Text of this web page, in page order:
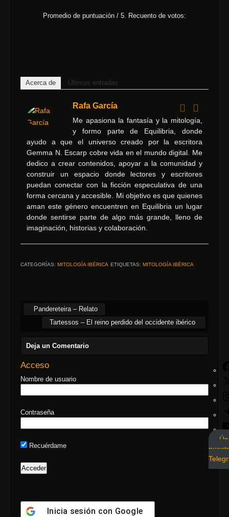
Promedio de puntuación / 5. Recuento de votos:
Acerca de Últimas entradas
Rafa García
Me apasiona la fantasía y la mitología,
y formo parte de Equilibria, donde
ayudo a que el universo creado por la escritora
Gemma N. Escarp cobre vida en el mundo digital. Me
dedico a crear contenidos, apoyar a la comunidad y
construir un espacio donde lectores y escritores
puedan conectar con la ficción especulativa de una
forma cercana y accesible. Mi objetivo es que quienes
aman este género encuentren en Equilibria un lugar
donde sentirse parte de algo más grande, lleno de
imaginación, historias y colaboración.
CATEGORÍAS: MITOLOGÍA IBÉRICA ETIQUETAS: MITOLOGÍA IBÉRICA
Pandereteira – Relato
Tartessos – El reino perdido del occidente ibérico
Deja un Comentario
Acceso
Nombre de usuario
Contraseña
Recuérdame
Inicia sesión con Google